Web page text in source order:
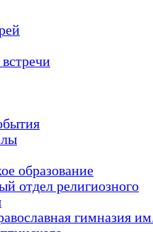
образование
отдел религиозного
гимназия